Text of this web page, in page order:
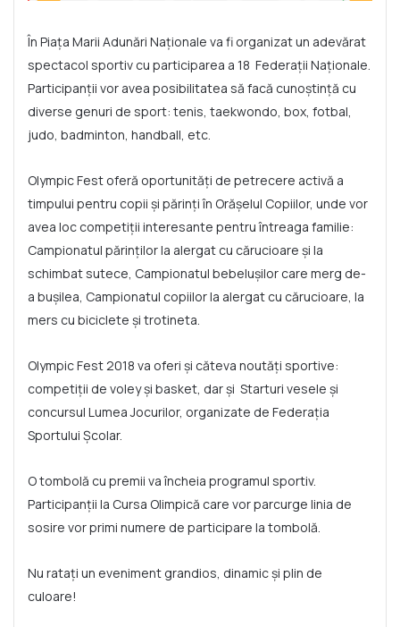
În Piața Marii Adunări Naționale va fi organizat un adevărat
spectacol sportiv cu participarea a 18 Federații Naționale.
Participanții vor avea posibilitatea să facă cunoștință cu
diverse genuri de sport: tenis, taekwondo, box, fotbal,
judo, badminton, handball, etc.
Olympic Fest oferă oportunități de petrecere activă a
timpului pentru copii și părinți în Orășelul Copiilor, unde vor
avea loc competiții interesante pentru întreaga familie:
Campionatul părinților la alergat cu cărucioare și la
schimbat sutece, Campionatul bebelușilor care merg de-
a bușilea, Campionatul copiilor la alergat cu cărucioare, la
mers cu biciclete și trotineta.
Olympic Fest 2018 va oferi și căteva noutăți sportive:
competiții de voley și basket, dar și Starturi vesele și
concursul Lumea Jocurilor, organizate de Federația
Sportului Școlar.
O tombolă cu premii va încheia programul sportiv.
Participanții la Cursa Olimpică care vor parcurge linia de
sosire vor primi numere de participare la tombolă.
Nu ratați un eveniment grandios, dinamic și plin de
culoare!